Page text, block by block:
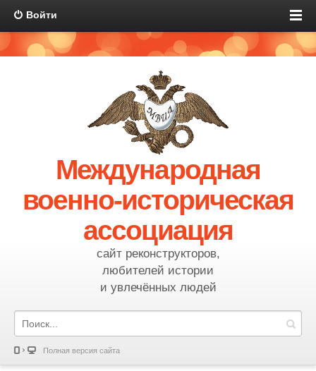
Войти
Международная
военно-историческая
ассоциация
сайт реконструкторов,
любителей истории
и увлечённых людей
Полная версия сайта